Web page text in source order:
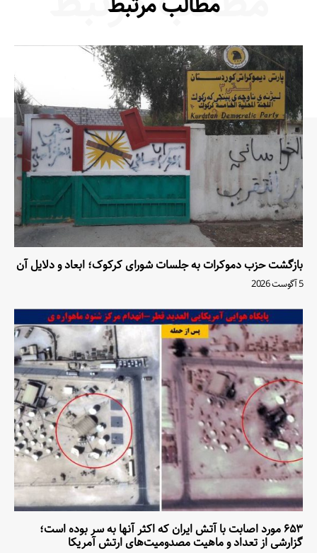
بازگشت حزب دموکرات به جلسات شورای کرکوک؛ ابعاد و دلایل آن
5 آگوست 2026
۶۵۳ مورد اصابت با آتش ایران که اکثر آنها به سر بوده است؛
گزارشی از تعداد و ماهیت مصدومیت‌های ارتش آمریکا